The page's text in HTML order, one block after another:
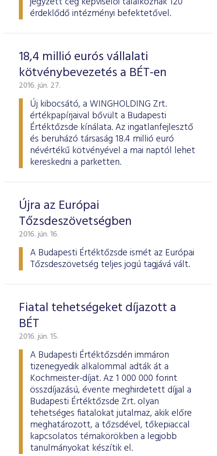
érdeklődő intézményi befektetővel.
18,4 millió eurós vállalati
kötvénybevezetés a BÉT-en
2016. jún. 27.
Új kibocsátó, a WINGHOLDING Zrt.
értékpapírjaival bővült a Budapesti
Értéktőzsde kínálata. Az ingatlanfejlesztő
és beruházó társaság 18.4 millió euró
névértékű kötvényével a mai naptól lehet
kereskedni a parketten.
Újra az Európai
Tőzsdeszövetségben
2016. jún. 16.
A Budapesti Értéktőzsde ismét az Európai
Tőzsdeszövetség teljes jogú tagjává vált.
Fiatal tehetségeket díjazott a
BÉT
2016. jún. 15.
A Budapesti Értéktőzsdén immáron
tizenegyedik alkalommal adták át a
Kochmeister-díjat. Az 1 000 000 forint
összdíjazású, évente meghirdetett díjjal a
Budapesti Értéktőzsde Zrt. olyan
tehetséges fiatalokat jutalmaz, akik előre
meghatározott, a tőzsdével, tőkepiaccal
kapcsolatos témakörökben a legjobb
tanulmányokat készítik el.